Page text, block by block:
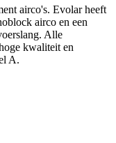
airco's. Evolar heeft
airco en een
Alle
kwaliteit en
A.